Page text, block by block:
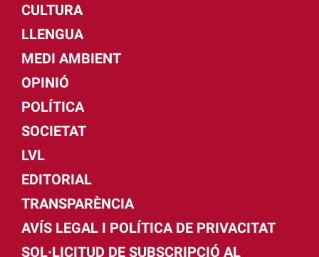
CULTURA
LLENGUA
MEDI AMBIENT
OPINIÓ
POLÍTICA
SOCIETAT
LVL
EDITORIAL
TRANSPARÈNCIA
AVÍS LEGAL I POLÍTICA DE PRIVACITAT
SOL·LICITUD DE SUBSCRIPCIÓ AL